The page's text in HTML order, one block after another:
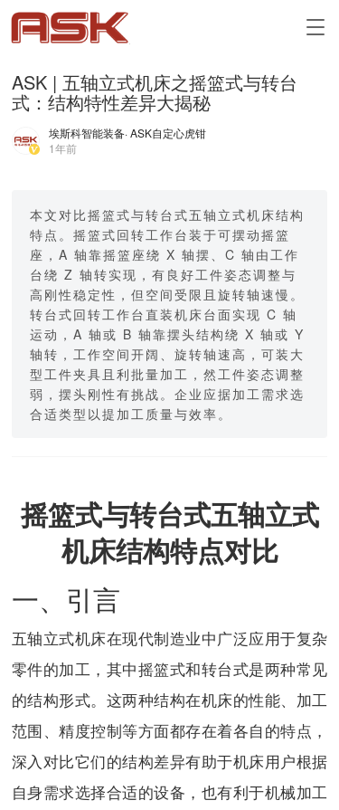
T
ASK | 五轴立式机床之摇篮式与转台
式：结构特性差异大揭秘
埃斯科智能装备· ASK自定心虎钳
1年前
本文对比摇篮式与转台式五轴立式机床结构
特点。摇篮式回转工作台装于可摆动摇篮
座，A 轴靠摇篮座绕 X 轴摆、C 轴由工作
台绕 Z 轴转实现，有良好工件姿态调整与
高刚性稳定性，但空间受限且旋转轴速慢。
转台式回转工作台直装机床台面实现 C 轴
运动，A 轴或 B 轴靠摆头结构绕 X 轴或 Y
轴转，工作空间开阔、旋转轴速高，可装大
型工件夹具且利批量加工，然工件姿态调整
弱，摆头刚性有挑战。企业应据加工需求选
合适类型以提加工质量与效率。
摇篮式与转台式五轴立式
机床结构特点对比
一、引言
五轴立式机床在现代制造业中广泛应用于复杂
零件的加工，其中摇篮式和转台式是两种常见
的结构形式。这两种结构在机床的性能、加工
范围、精度控制等方面都存在着各自的特点，
深入对比它们的结构差异有助于机床用户根据
自身需求选择合适的设备，也有利于机械加工